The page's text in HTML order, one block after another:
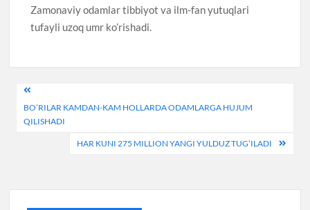
Zamonaviy odamlar tibbiyot va ilm-fan yutuqlari
tufayli uzoq umr ko’rishadi.
Post
menyusi
BO’RILAR KAMDAN-KAM HOLLARDA ODAMLARGA HUJUM
QILISHADI
HAR KUNI 275 MILLION YANGI YULDUZ TUG’ILADI